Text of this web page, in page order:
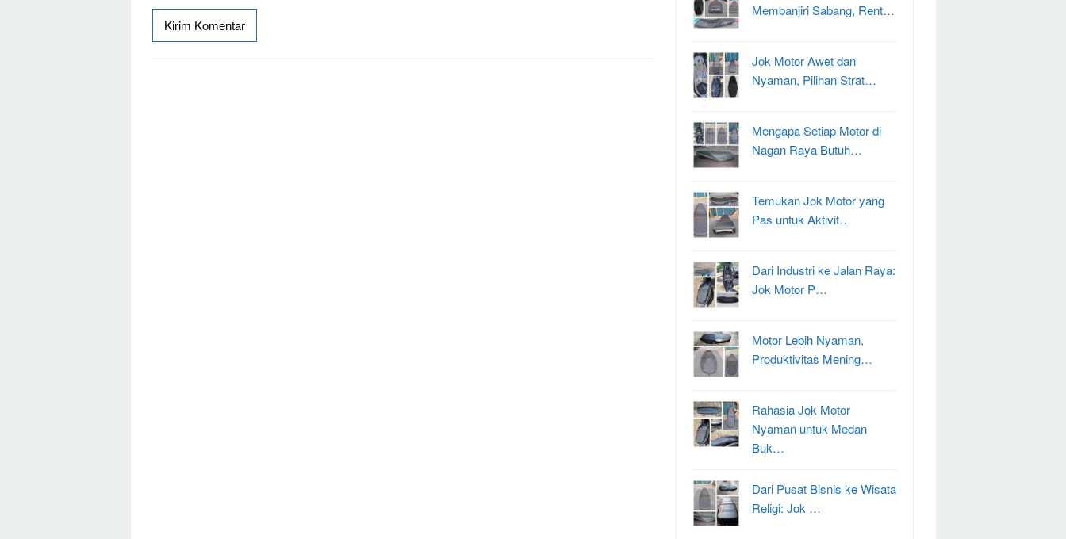
Membanjiri Sabang, Rent…
Jok Motor Awet dan
Nyaman, Pilihan Strat…
Mengapa Setiap Motor di
Nagan Raya Butuh…
Temukan Jok Motor yang
Pas untuk Aktivit…
Dari Industri ke Jalan Raya:
Jok Motor P…
Motor Lebih Nyaman,
Produktivitas Mening…
Rahasia Jok Motor
Nyaman untuk Medan
Buk…
Dari Pusat Bisnis ke Wisata
Religi: Jok …